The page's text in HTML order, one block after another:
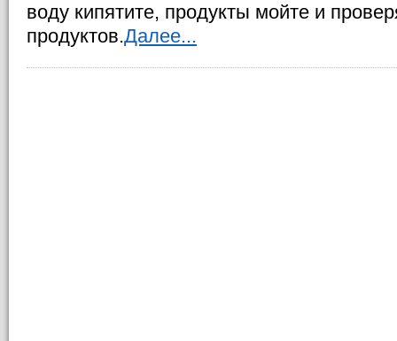
воду кипятите, продукты мойте и
продуктов.Далее...